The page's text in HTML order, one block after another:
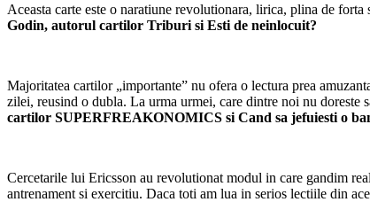
Aceasta carte este o naratiune revolutionara, lirica, plina de
Godin, autorul cartilor Triburi si Esti de neinlocuit?
Majoritatea cartilor „importante” nu ofera o lectura prea
zilei, reusind o dubla. La urma urmei, care dintre noi nu doreste
cartilor SUPERFREAKONOMICS si Cand sa jefuiesti o
Cercetarile lui Ericsson au revolutionat modul in care gandim
antrenament si exercitiu. Daca toti am lua in serios lectiile din